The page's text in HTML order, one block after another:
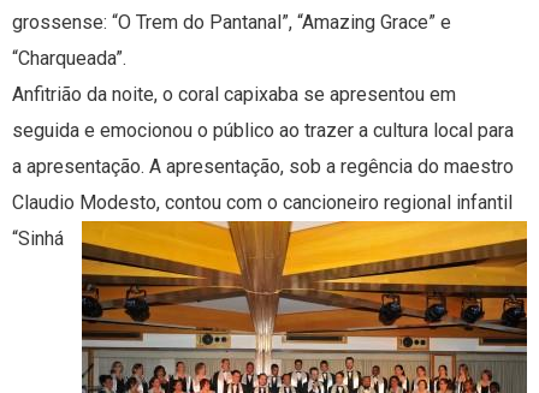
grossense: “O Trem do Pantanal”, “Amazing Grace” e
“Charqueada”.
Anfitrião da noite, o coral capixaba se apresentou em
seguida e emocionou o público ao trazer a cultura local para
a apresentação. A apresentação, sob a regência do maestro
Claudio Modesto, contou com o cancioneiro regional infantil
“Sinhá